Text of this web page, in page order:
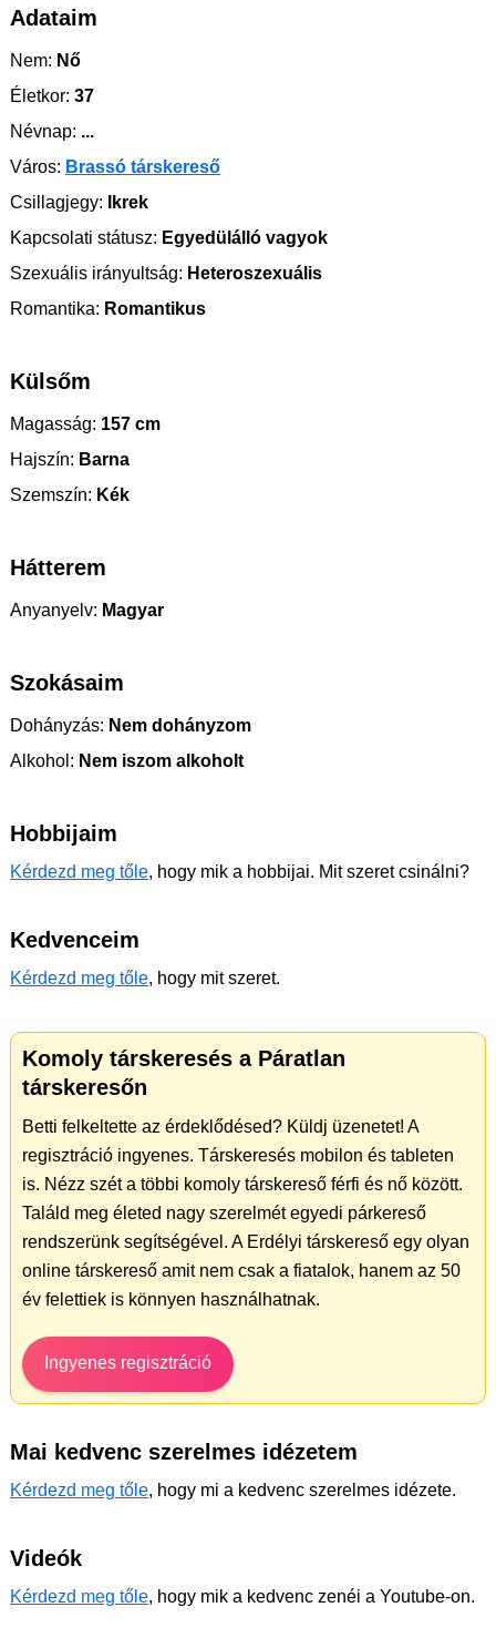
Adataim
Nem: Nő
Életkor: 37
Névnap: ...
Város: Brassó társkereső
Csillagjegy: Ikrek
Kapcsolati státusz: Egyedülálló vagyok
Szexuális irányultság: Heteroszexuális
Romantika: Romantikus
Külsőm
Magasság: 157 cm
Hajszín: Barna
Szemszín: Kék
Hátterem
Anyanyelv: Magyar
Szokásaim
Dohányzás: Nem dohányzom
Alkohol: Nem iszom alkoholt
Hobbijaim
Kérdezd meg tőle, hogy mik a hobbijai. Mit szeret csinálni?
Kedvenceim
Kérdezd meg tőle, hogy mit szeret.
Komoly társkeresés a Páratlan
társkeresőn
Betti felkeltette az érdeklődésed? Küldj üzenetet! A
regisztráció ingyenes. Társkeresés mobilon és tableten
is. Nézz szét a többi komoly társkereső férfi és nő között.
Találd meg életed nagy szerelmét egyedi párkereső
rendszerünk segítségével. A Erdélyi társkereső egy olyan
online társkereső amit nem csak a fiatalok, hanem az 50
év felettiek is könnyen használhatnak.
Ingyenes regisztráció
Mai kedvenc szerelmes idézetem
Kérdezd meg tőle, hogy mi a kedvenc szerelmes idézete.
Videók
Kérdezd meg tőle, hogy mik a kedvenc zenéi a Youtube-on.